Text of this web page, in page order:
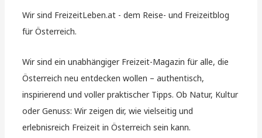
Wir sind FreizeitLeben.at - dem Reise- und Freizeitblog
für Österreich.
Wir sind ein unabhängiger Freizeit-Magazin für alle, die
Österreich neu entdecken wollen – authentisch,
inspirierend und voller praktischer Tipps. Ob Natur, Kultur
oder Genuss: Wir zeigen dir, wie vielseitig und
erlebnisreich Freizeit in Österreich sein kann.